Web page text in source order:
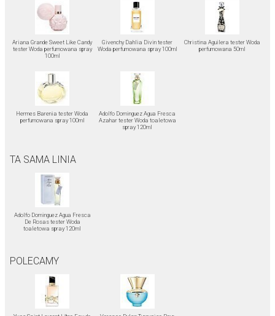
Ariana Grande Sweet Like Candy
tester Woda perfumowana spray
100ml
Givenchy Dahlia Divin tester
Woda perfumowana spray 100ml
Christina Aguilera tester Woda
perfumowana 50ml
Hermes Barenia tester Woda
perfumowana spray 100ml
Adolfo Dominguez Agua Fresca
Azahar tester Woda toaletowa
spray 120ml
TA SAMA LINIA
Adolfo Dominguez Agua Fresca
De Rosas tester Woda
toaletowa spray 120ml
POLECAMY